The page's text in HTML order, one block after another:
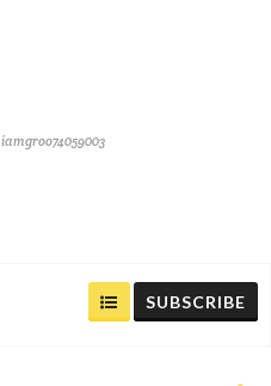
iamgroo74059003
SUBSCRIBE